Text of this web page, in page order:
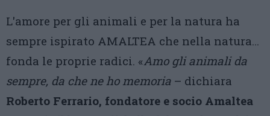
L'amore per gli animali e per la natura ha
sempre ispirato AMALTEA che nella natura…
fonda le proprie radici. «Amo gli animali da
sempre, da che ne ho memoria – dichiara
Roberto Ferrario, fondatore e socio Amaltea